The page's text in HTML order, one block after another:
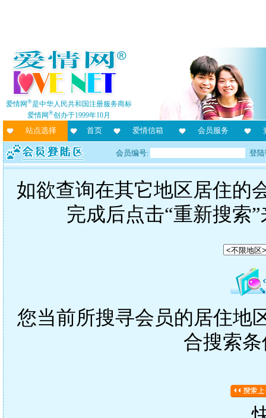
爱情网®是中华人民共和国注册服务商标
爱情网®创办于1999年10月
站点选择 首页 爱情信箱 会员服务
会员编号: 登
如欲查询在其它地区居住的
完成后点击“重新搜索
您当前所搜寻会员的居住地
合搜索